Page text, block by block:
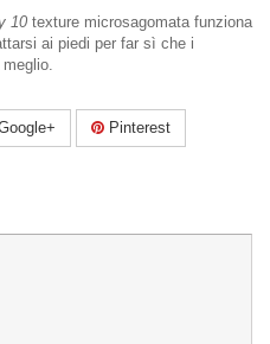
10 texture microsagomata funziona
ai piedi per far sì che i
Pinterest